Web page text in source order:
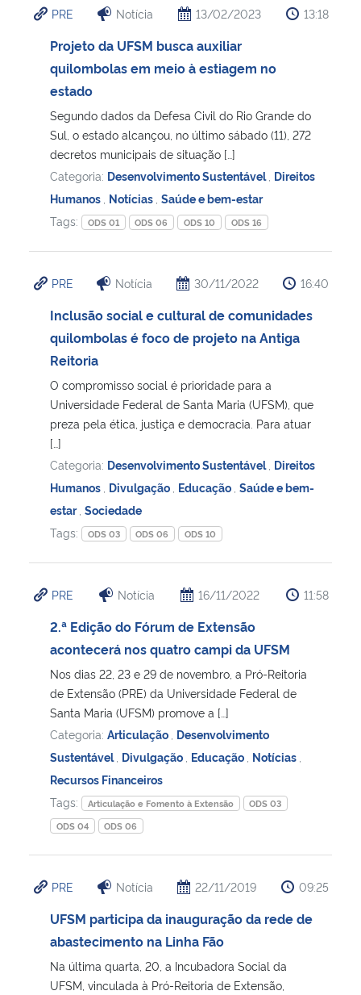
Ministério da Cidadania
Ministério da Saúde
Ministério de Minas e Energia
Ministério da Ciência, Tecnologia, Inovações e Comunicações
Ministério do Meio Ambiente
Ministério do Turismo
Controladoria-Geral da União
Ministério da Mulher, da Família e dos Direitos Humanos
Secretaria-Geral
Secretaria de Governo
Gabinete de Segurança Institucional
Advocacia-Geral da União
PRE Notícia 13/02/2023 13:18
Projeto da UFSM busca auxiliar
quilombolas em meio à estiagem no
estado
Segundo dados da Defesa Civil do Rio Grande do
Sul, o estado alcançou, no último sábado (11), 272
decretos municipais de situação […]
Categoria: Desenvolvimento Sustentável
Direitos
Humanos Notícias Saúde e bem-estar
Tags:
ODS 01 ODS 06 ODS 10 ODS 16
PRE Notícia 30/11/2022 16:40
Inclusão social e cultural de comunidades
quilombolas é foco de projeto na Antiga
Reitoria
O compromisso social é prioridade para a
Universidade Federal de Santa Maria (UFSM), que
preza pela ética, justiça e democracia. Para atuar
[…]
Categoria: Desenvolvimento Sustentável
Direitos
Humanos Divulgação Educação Saúde e bem-
estar Sociedade
Tags:
ODS 03 ODS 06 ODS 10
PRE Notícia 16/11/2022 11:58
2.ª Edição do Fórum de Extensão
acontecerá nos quatro campi da UFSM
Nos dias 22, 23 e 29 de novembro, a Pró-Reitoria
de Extensão (PRE) da Universidade Federal de
Santa Maria (UFSM) promove a […]
Categoria: Articulação Desenvolvimento
Sustentável
Divulgação Educação Notícias
Recursos Financeiros
Tags:
Articulação e Fomento à Extensão
ODS 03
ODS 04
ODS 06
PRE Notícia 22/11/2019 09:25
UFSM participa da inauguração da rede de
abastecimento na Linha Fão
Na última quarta, 20, a Incubadora Social da
UFSM, vinculada à Pró-Reitoria de Extensão,